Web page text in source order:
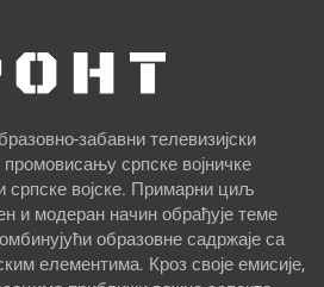
забавни телевизијски
промовисању српске војничке
српске војске. Примарни циљ
и модеран начин обрађује теме
образовне садржаје са
елементима. Кроз своје емисије,